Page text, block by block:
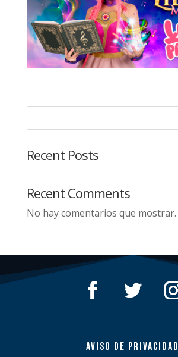
Recent Posts
Recent Comments
No hay comentarios que mostrar.
AVISO DE PRIVACIDAD